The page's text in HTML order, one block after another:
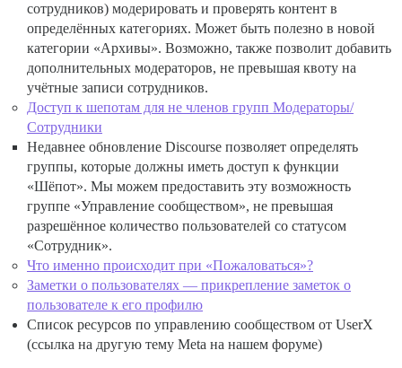
сотрудников) модерировать и проверять контент в
определённых категориях. Может быть полезно в новой
категории «Архивы». Возможно, также позволит добавить
дополнительных модераторов, не превышая квоту на
учётные записи сотрудников.
Доступ к шепотам для не членов групп Модераторы/
Сотрудники
Недавнее обновление Discourse позволяет определять
группы, которые должны иметь доступ к функции
«Шёпот». Мы можем предоставить эту возможность
группе «Управление сообществом», не превышая
разрешённое количество пользователей со статусом
«Сотрудник».
Что именно происходит при «Пожаловаться»?
Заметки о пользователях — прикрепление заметок о
пользователе к его профилю
Список ресурсов по управлению сообществом от UserX
(ссылка на другую тему Meta на нашем форуме)